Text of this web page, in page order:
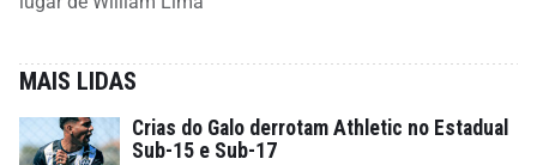
MAIS LIDAS
Crias do Galo derrotam Athletic no Estadual
Sub-15 e Sub-17